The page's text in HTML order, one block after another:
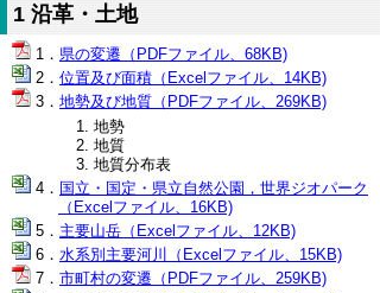
1 沿革・土地
県の変遷（PDFファイル、68KB)
位置及び面積（Excelファイル、14KB)
地勢及び地質（PDFファイル、269KB)
地勢
地質
地質分布表
国立・国定・県立自然公園，世界ジオパーク
（Excelファイル、16KB)
主要山岳（Excelファイル、12KB)
水系別主要河川（Excelファイル、15KB)
市町村の変遷（PDFファイル、259KB)